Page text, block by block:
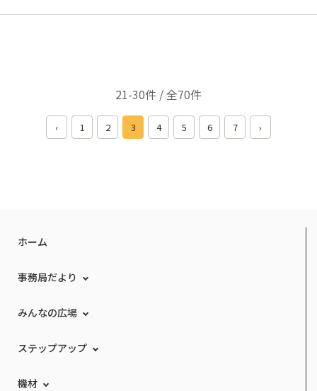
21-30件 / 全70件
‹ 1 2 3 4 5 6 7 ›
ホーム
事務局だより
みんなの広場
ステップアップ
機材